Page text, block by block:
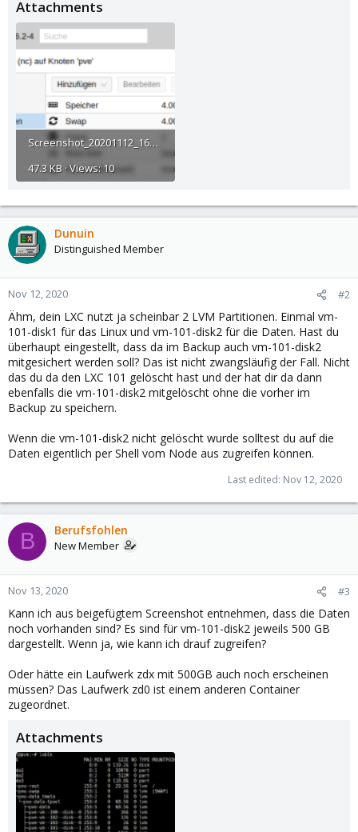
Attachments
Screenshot_20201112_161525.png
47.3 KB · Views: 10
Dunuin
Distinguished Member
Nov 12, 2020 #2
Ähm, dein LXC nutzt ja scheinbar 2 LVM Partitionen. Einmal vm-
101-disk1 für das Linux und vm-101-disk2 für die Daten. Hast du
überhaupt eingestellt, dass da im Backup auch vm-101-disk2
mitgesichert werden soll? Das ist nicht zwangsläufig der Fall. Nicht
das du da den LXC 101 gelöscht hast und der hat dir da dann
ebenfalls die vm-101-disk2 mitgelöscht ohne die vorher im
Backup zu speichern.
Wenn die vm-101-disk2 nicht gelöscht wurde solltest du auf die
Daten eigentlich per Shell vom Node aus zugreifen können.
Last edited: Nov 12, 2020
B Berufsfohlen
New Member
Nov 13, 2020 #3
Kann ich aus beigefügtem Screenshot entnehmen, dass die Daten
noch vorhanden sind? Es sind für vm-101-disk2 jeweils 500 GB
dargestellt. Wenn ja, wie kann ich drauf zugreifen?
Oder hätte ein Laufwerk zdx mit 500GB auch noch erscheinen
müssen? Das Laufwerk zd0 ist einem anderen Container
zugeordnet.
Attachments